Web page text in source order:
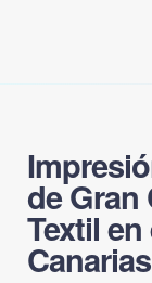
de Gran
Textil
Canarias